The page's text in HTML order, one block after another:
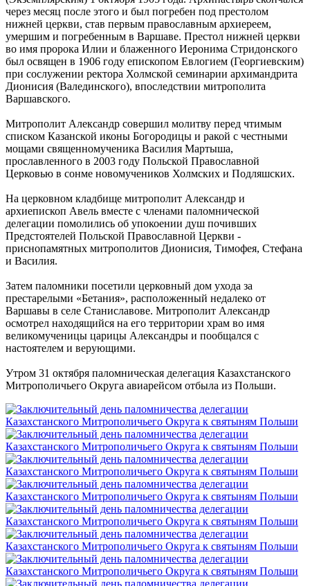
через месяц после этого и был погребен под престолом
нижней церкви, став первым православным архиереем,
умершим и погребенным в Варшаве. Престол нижней церкви
во имя пророка Илии и блаженного Иеронима Стридонского
был освящен в 1906 году епископом Евлогием (Георгиевским)
при сослужении ректора Холмской семинарии архимандрита
Дионисия (Валединского), впоследствии митрополита
Варшавского.
Митрополит Александр совершил молитву перед чтимым
списком Казанской иконы Богородицы и ракой с честными
мощами священномученика Василия Мартыша,
прославленного в 2003 году Польской Православной
Церковью в сонме новомучеников Холмских и Подляшских.
На церковном кладбище митрополит Александр и
архиепископ Авель вместе с членами паломнической
делегации помолились об упокоении душ почивших
Предстоятелей Польской Православной Церкви -
приснопамятных митрополитов Дионисия, Тимофея, Стефана
и Василия.
Затем паломники посетили церковный дом ухода за
престарелыми «Бетания», расположенный недалеко от
Варшавы в селе Станиславове. Митрополит Александр
осмотрел находящийся на его территории храм во имя
великомученицы царицы Александры и пообщался с
настоятелем и верующими.
Утром 31 октября паломническая делегация Казахстанского
Митрополичьего Округа авиарейсом отбыла из Польши.